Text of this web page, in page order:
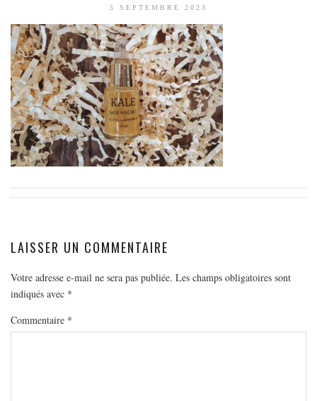
EGYPTE
SEYCHELLES
AMÉRIQUE
MEXIQUE
EUROPE
ESPAGNE
FRANCE
PAYS BAS
RÉPUBLIQUE TCHÈQUE
OCÉANIE
AUSTRALIE
5 SEPTEMBRE 2023
LAISSER UN COMMENTAIRE
Votre adresse e-mail ne sera pas publiée. Les champs obligatoires sont
indiqués avec *
Commentaire *